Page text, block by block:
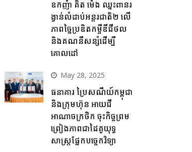
ឧកញ៉ា គិត ម៉េង ឈ្នះពានរ
ង្វាន់លំដាប់អន្តរជាតិ២ លើ
ភាពច្នៃប្រឌិតកម្ចីឌីជីថល
និងគណនីសន្សំដើម្បី
គោលដៅ
May 28, 2025
ធនាគារ ប្រៃសណីយ៍កម្ពុជា
និងក្រុមហ៊ុន អាយជី
អាណាចក្រថិក ចុះកិច្ចព្រម
ព្រៀងភាពជាដៃគូយុទ្ធ
សាស្ត្រផ្នែកបច្ចេកវិទ្យា